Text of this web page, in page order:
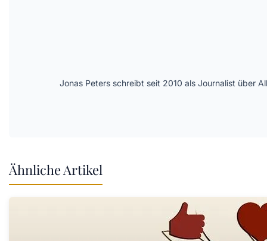
Jonas Peters schreibt seit 2010 als Journalist über
Ähnliche Artikel